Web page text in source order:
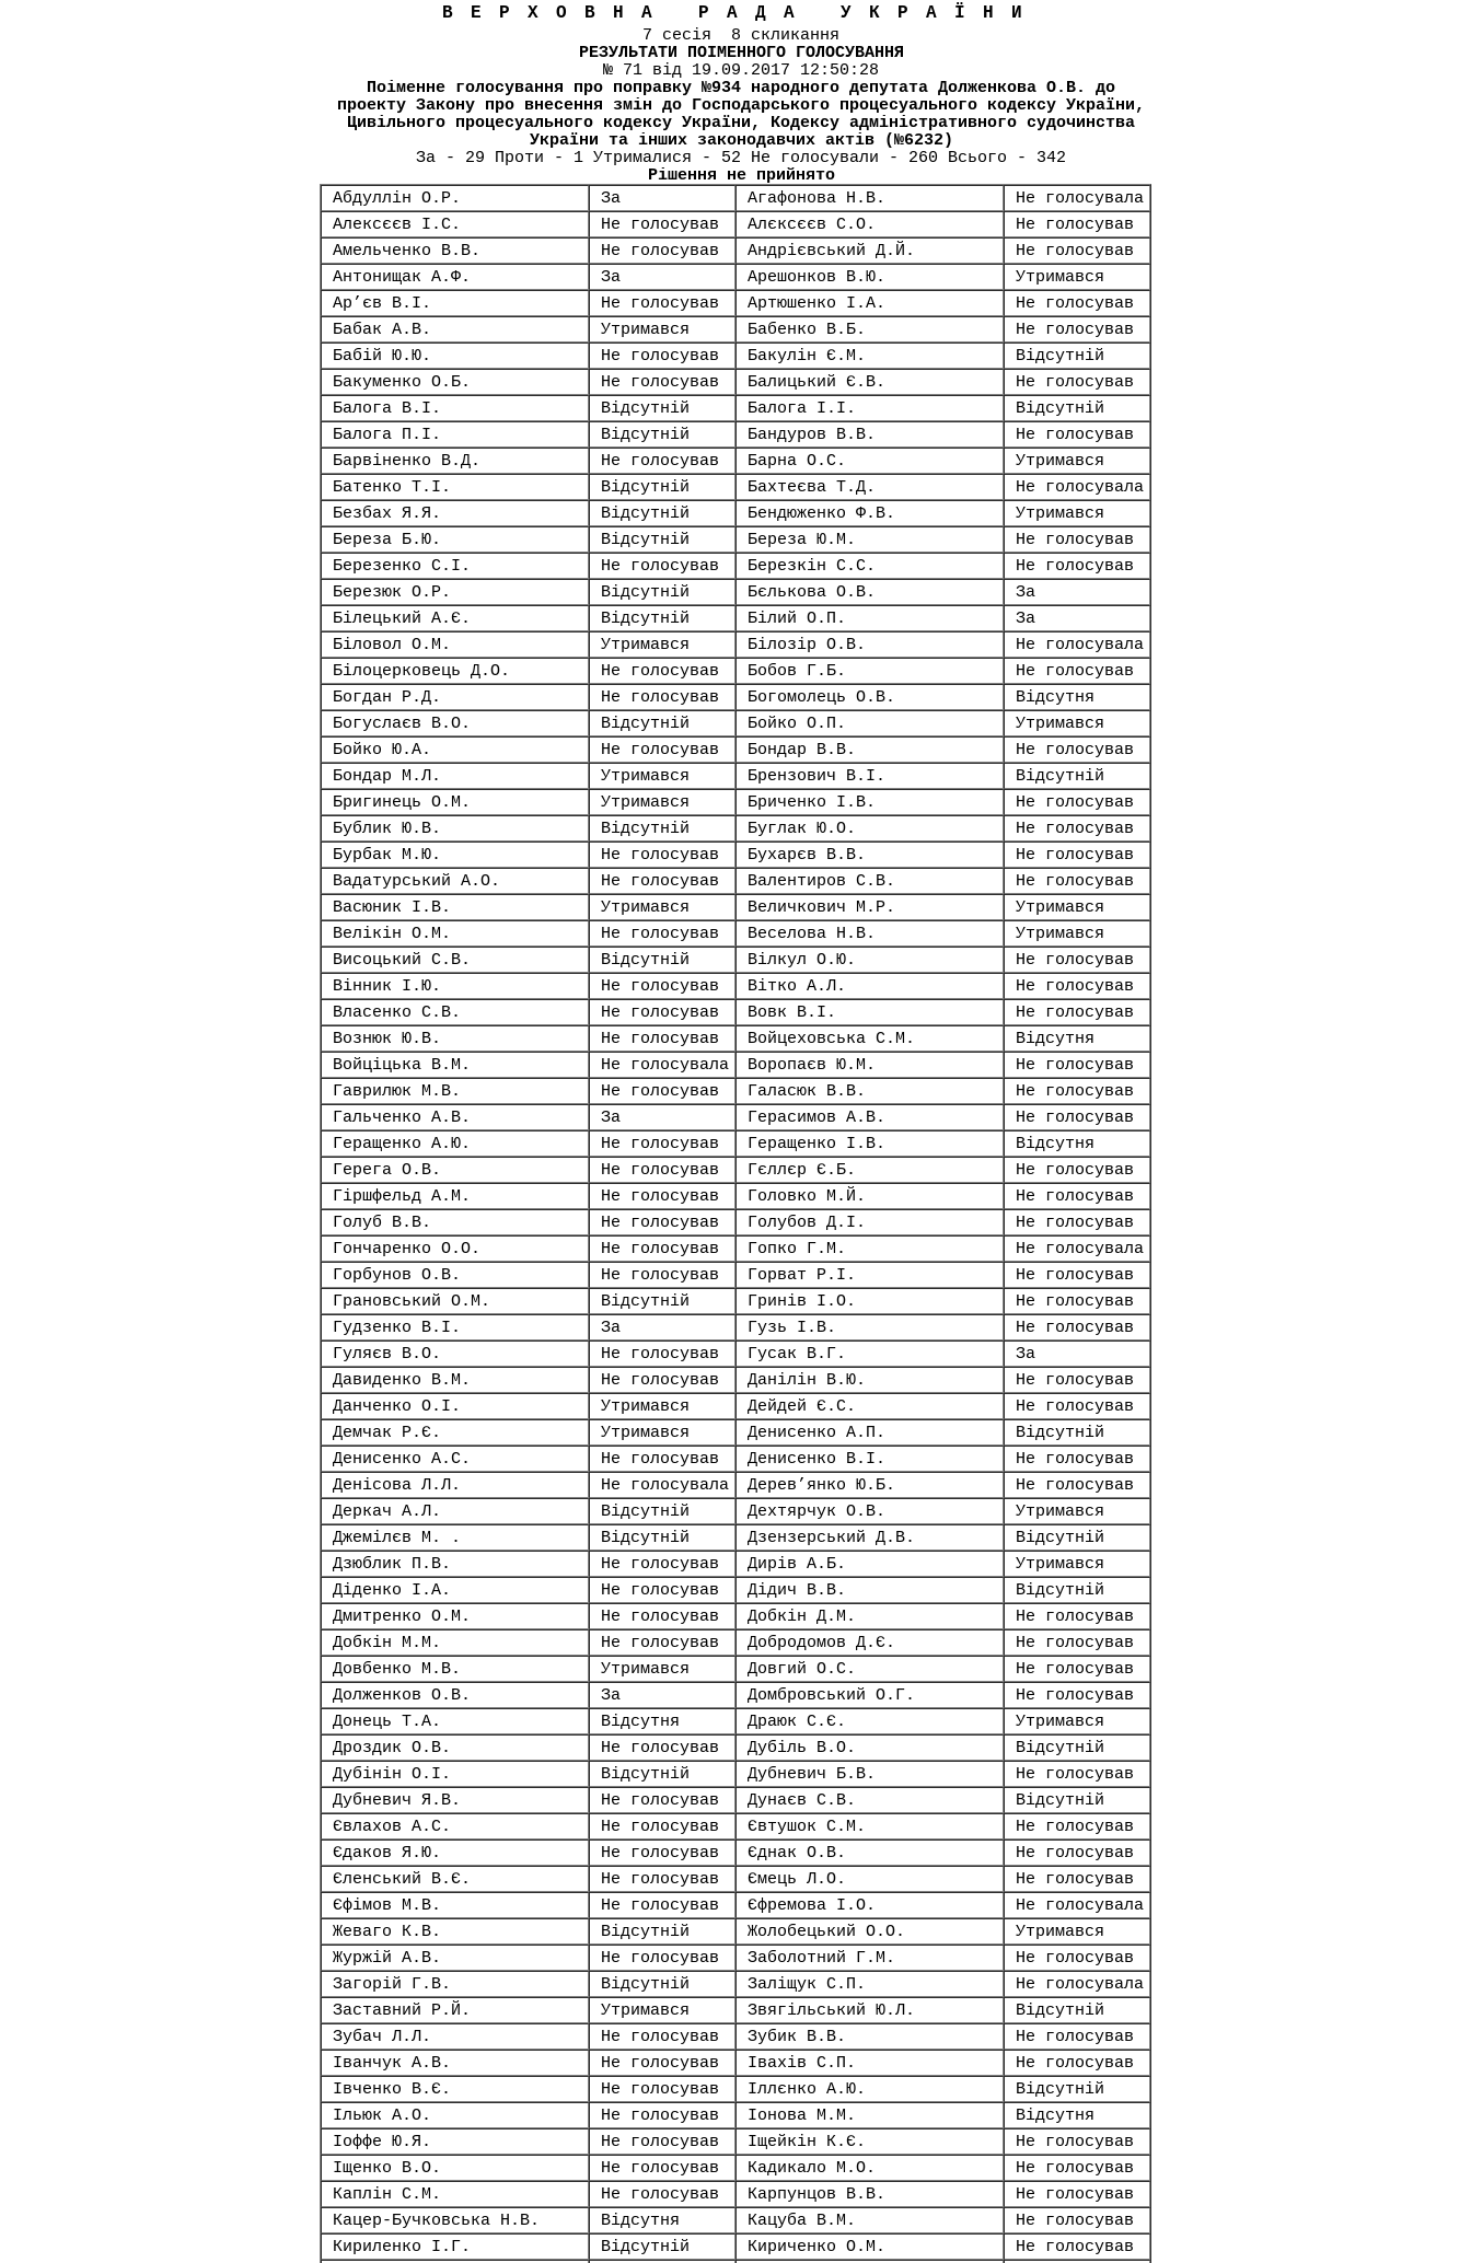
ВЕРХОВНА РАДА УКРАЇНИ
7 сесія 8 скликання
РЕЗУЛЬТАТИ ПОІМЕННОГО ГОЛОСУВАННЯ
№ 71 від 19.09.2017 12:50:28
Поіменне голосування про поправку №934 народного депутата Долженкова О.В. до
проекту Закону про внесення змін до Господарського процесуального кодексу України,
Цивільного процесуального кодексу України, Кодексу адміністративного судочинства
України та інших законодавчих актів (№6232)
За - 29 Проти - 1 Утрималися - 52 Не голосували - 260 Всього - 342
Рішення не прийнято
Абдуллін О.Р.
За Агафонова Н.В.
Не голосувала
Алексєєв І.С.
Не голосував Алєксєєв С.О.
Не голосував
Амельченко В.В.
Не голосував Андрієвський Д.Й.
Не голосував
Антонищак А.Ф.
За Арешонков В.Ю.
Утримався
Ар’єв В.І.
Не голосував Артюшенко І.А.
Не голосував
Бабак А.В.
Утримався Бабенко В.Б.
Не голосував
Бабій Ю.Ю.
Не голосував Бакулін Є.М.
Відсутній
Бакуменко О.Б.
Не голосував Балицький Є.В.
Не голосував
Балога В.І.
Відсутній Балога І.І.
Відсутній
Балога П.І.
Відсутній Бандуров В.В.
Не голосував
Барвіненко В.Д.
Не голосував Барна О.С.
Утримався
Батенко Т.І.
Відсутній Бахтеєва Т.Д.
Не голосувала
Безбах Я.Я.
Відсутній Бендюженко Ф.В.
Утримався
Береза Б.Ю.
Відсутній Береза Ю.М.
Не голосував
Березенко С.І.
Не голосував Березкін С.С.
Не голосував
Березюк О.Р.
Відсутній Бєлькова О.В.
За
Білецький А.Є.
Відсутній Білий О.П.
За
Біловол О.М.
Утримався Білозір О.В.
Не голосувала
Білоцерковець Д.О.
Не голосував Бобов Г.Б.
Не голосував
Богдан Р.Д.
Не голосував Богомолець О.В.
Відсутня
Богуслаєв В.О.
Відсутній Бойко О.П.
Утримався
Бойко Ю.А.
Не голосував Бондар В.В.
Не голосував
Бондар М.Л.
Утримався Брензович В.І.
Відсутній
Бригинець О.М.
Утримався Бриченко І.В.
Не голосував
Бублик Ю.В.
Відсутній Буглак Ю.О.
Не голосував
Бурбак М.Ю.
Не голосував Бухарєв В.В.
Не голосував
Вадатурський А.О.
Не голосував Валентиров С.В.
Не голосував
Васюник І.В.
Утримався Величкович М.Р.
Утримався
Велікін О.М.
Не голосував Веселова Н.В.
Утримався
Висоцький С.В.
Відсутній Вілкул О.Ю.
Не голосував
Вінник І.Ю.
Не голосував Вітко А.Л.
Не голосував
Власенко С.В.
Не голосував Вовк В.І.
Не голосував
Вознюк Ю.В.
Не голосував Войцеховська С.М.
Відсутня
Войціцька В.М.
Не голосувала Воропаєв Ю.М.
Не голосував
Гаврилюк М.В.
Не голосував Галасюк В.В.
Не голосував
Гальченко А.В.
За Герасимов А.В.
Не голосував
Геращенко А.Ю.
Не голосував Геращенко І.В.
Відсутня
Герега О.В.
Не голосував Гєллєр Є.Б.
Не голосував
Гіршфельд А.М.
Не голосував Головко М.Й.
Не голосував
Голуб В.В.
Не голосував Голубов Д.І.
Не голосував
Гончаренко О.О.
Не голосував Гопко Г.М.
Не голосувала
Горбунов О.В.
Не голосував Горват Р.І.
Не голосував
Грановський О.М.
Відсутній Гринів І.О.
Не голосував
Гудзенко В.І.
За Гузь І.В.
Не голосував
Гуляєв В.О.
Не голосував Гусак В.Г.
За
Давиденко В.М.
Не голосував Данілін В.Ю.
Не голосував
Данченко О.І.
Утримався Дейдей Є.С.
Не голосував
Демчак Р.Є.
Утримався Денисенко А.П.
Відсутній
Денисенко А.С.
Не голосував Денисенко В.І.
Не голосував
Денісова Л.Л.
Не голосувала Дерев’янко Ю.Б.
Не голосував
Деркач А.Л.
Відсутній Дехтярчук О.В.
Утримався
Джемілєв М. .
Відсутній Дзензерський Д.В.
Відсутній
Дзюблик П.В.
Не голосував Дирів А.Б.
Утримався
Діденко І.А.
Не голосував Дідич В.В.
Відсутній
Дмитренко О.М.
Не голосував Добкін Д.М.
Не голосував
Добкін М.М.
Не голосував Добродомов Д.Є.
Не голосував
Довбенко М.В.
Утримався Довгий О.С.
Не голосував
Долженков О.В.
За Домбровський О.Г.
Не голосував
Донець Т.А.
Відсутня Драюк С.Є.
Утримався
Дроздик О.В.
Не голосував Дубіль В.О.
Відсутній
Дубінін О.І.
Відсутній Дубневич Б.В.
Не голосував
Дубневич Я.В.
Не голосував Дунаєв С.В.
Відсутній
Євлахов А.С.
Не голосував Євтушок С.М.
Не голосував
Єдаков Я.Ю.
Не голосував Єднак О.В.
Не голосував
Єленський В.Є.
Не голосував Ємець Л.О.
Не голосував
Єфімов М.В.
Не голосував Єфремова І.О.
Не голосувала
Жеваго К.В.
Відсутній Жолобецький О.О.
Утримався
Журжій А.В.
Не голосував Заболотний Г.М.
Не голосував
Загорій Г.В.
Відсутній Заліщук С.П.
Не голосувала
Заставний Р.Й.
Утримався Звягільський Ю.Л.
Відсутній
Зубач Л.Л.
Не голосував Зубик В.В.
Не голосував
Іванчук А.В.
Не голосував Івахів С.П.
Не голосував
Івченко В.Є.
Не голосував Іллєнко А.Ю.
Відсутній
Ільюк А.О.
Не голосував Іонова М.М.
Відсутня
Іоффе Ю.Я.
Не голосував Іщейкін К.Є.
Не голосував
Іщенко В.О.
Не голосував Кадикало М.О.
Не голосував
Каплін С.М.
Не голосував Карпунцов В.В.
Не голосував
Кацер-Бучковська Н.В.
Відсутня Кацуба В.М.
Не голосував
Кириленко І.Г.
Відсутній Кириченко О.М.
Не голосував